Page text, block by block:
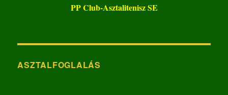
PP Club-Asztalitenisz SE
ASZTALFOGLALÁS